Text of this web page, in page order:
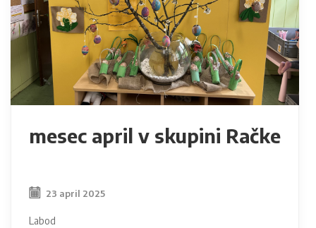
mesec april v skupini Račke
23 april 2025
Labod